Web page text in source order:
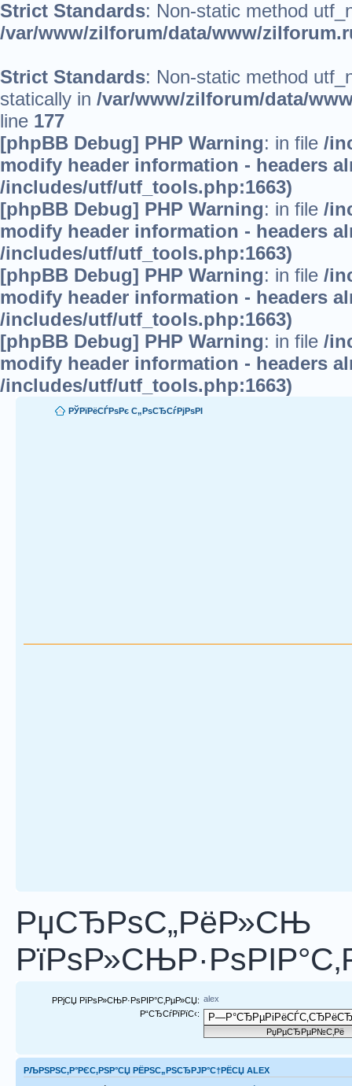
Strict Standards: Non-static method
/var/www/zilforum/data/www/
Strict Standards: Non-static method
statically in /var/www/zilforum/data/
line 177
[phpBB Debug] PHP Warning: in file /
modify header information - headers
/includes/utf/utf_tools.php:1663)
[phpBB Debug] PHP Warning: in file /
modify header information - headers
/includes/utf/utf_tools.php:1663)
[phpBB Debug] PHP Warning: in file /
modify header information - headers
/includes/utf/utf_tools.php:1663)
[phpBB Debug] PHP Warning: in file /
modify header information - headers
/includes/utf/utf_tools.php:1663)
РЎРїРёСЃРѕРє С„РѕСЂСѓРјРѕРІ
РџСЂРѕС„РёР»СЊ
РРјСЏ РїРѕР»СЊР·РѕРІР°С‚РµР»СЏ: alex
Р“СЂСѓРїРїС‹:
РЉРЅРЅС‚Р°РЄС‚РЅР°СЏ РЁРЅС„РЅСЂРЈР°С†РЁСЏ ALEX